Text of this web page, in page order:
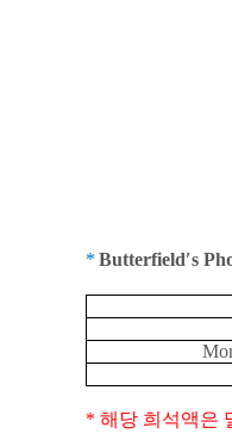
* Butterfield′s
* 해당 희석액은